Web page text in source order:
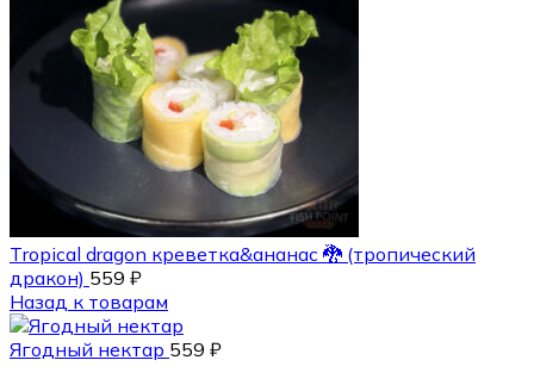
Тropical dragon креветка&ананас 🐉 (тропический
дракон) 559 ₽
Назад к товарам
Ягодный нектар 559 ₽